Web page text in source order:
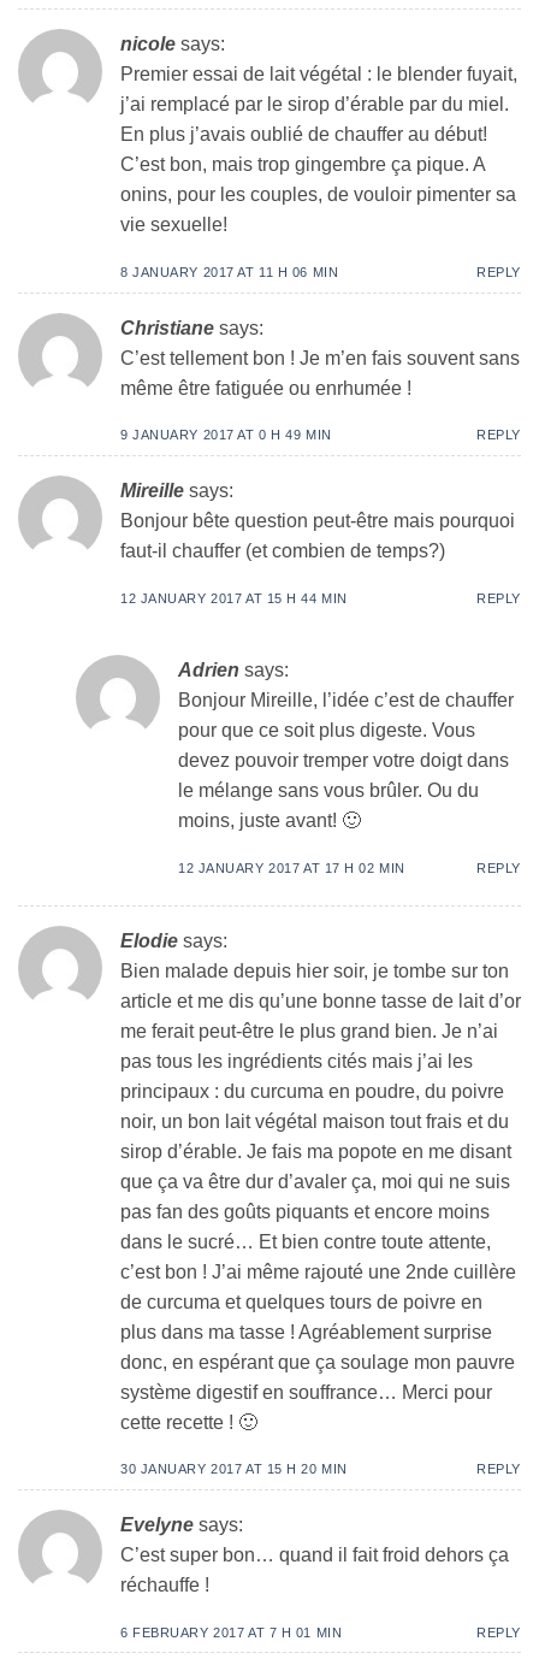
nicole says:
Premier essai de lait végétal : le blender fuyait,
j’ai remplacé par le sirop d’érable par du miel.
En plus j’avais oublié de chauffer au début!
C’est bon, mais trop gingembre ça pique. A
onins, pour les couples, de vouloir pimenter sa
vie sexuelle!
8 JANUARY 2017 AT 11 H 06 MIN REPLY
Christiane says:
C’est tellement bon ! Je m’en fais souvent sans
même être fatiguée ou enrhumée !
9 JANUARY 2017 AT 0 H 49 MIN REPLY
Mireille says:
Bonjour bête question peut-être mais pourquoi
faut-il chauffer (et combien de temps?)
12 JANUARY 2017 AT 15 H 44 MIN REPLY
Adrien says:
Bonjour Mireille, l’idée c’est de chauffer
pour que ce soit plus digeste. Vous
devez pouvoir tremper votre doigt dans
le mélange sans vous brûler. Ou du
moins, juste avant! 🙂
12 JANUARY 2017 AT 17 H 02 MIN REPLY
Elodie says:
Bien malade depuis hier soir, je tombe sur ton
article et me dis qu’une bonne tasse de lait d’or
me ferait peut-être le plus grand bien. Je n’ai
pas tous les ingrédients cités mais j’ai les
principaux : du curcuma en poudre, du poivre
noir, un bon lait végétal maison tout frais et du
sirop d’érable. Je fais ma popote en me disant
que ça va être dur d’avaler ça, moi qui ne suis
pas fan des goûts piquants et encore moins
dans le sucré… Et bien contre toute attente,
c’est bon ! J’ai même rajouté une 2nde cuillère
de curcuma et quelques tours de poivre en
plus dans ma tasse ! Agréablement surprise
donc, en espérant que ça soulage mon pauvre
système digestif en souffrance… Merci pour
cette recette ! 🙂
30 JANUARY 2017 AT 15 H 20 MIN REPLY
Evelyne says:
C’est super bon… quand il fait froid dehors ça
réchauffe !
6 FEBRUARY 2017 AT 7 H 01 MIN REPLY